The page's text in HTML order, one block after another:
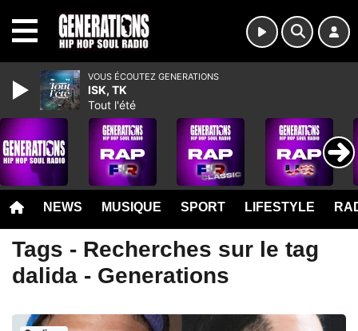
NEWS MUSIQUE SPORT LIFESTYLE
Tags - Recherches sur le tag
dalida - Generations
VOUS ÉCOUTEZ GENERATIONS
ISK, TK
Tout l'été